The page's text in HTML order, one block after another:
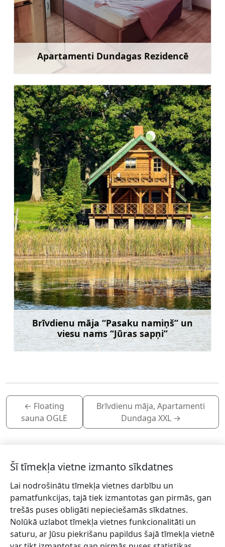
Apartamenti Dundagas Rezidencē
Uzzināt vairāk
Brīvdienu māja “Pasaku namiņš” un
viesu nams “Jūras sapņi”
Uzzināt vairāk
← Floating
sauna OGLE
Brīvdienu māja, Apartamenti
Dundaga XXL →
Piesakies jaunumiem!
Pieraksties jaunumiem e-pastā un nepalaid garām
jaunākās aktualitātes.
Šī tīmekļa vietne izmanto sīkdatnes
Lai nodrošinātu tīmekļa vietnes darbību un
pamatfunkcijas, tajā tiek izmantotas gan pirmās, gan
trešās puses obligāti nepieciešamās sīkdatnes.
Nolūkā uzlabot tīmekļa vietnes funkcionalitāti un
saturu, ar Jūsu piekrišanu papildus šajā tīmekļa vietnē